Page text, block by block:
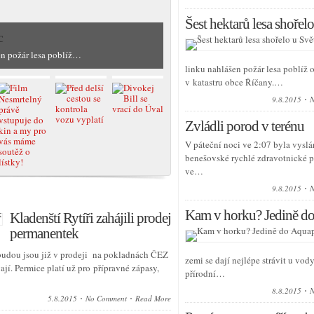
požár lesa poblíž…
Kladenští Rytíři zahájili prodej
permanentek
jsou již v prodeji na pokladnách ČEZ
Permice platí už pro přípravné zápasy,
5.8.2015 No Comment Read More
Šest hektarů lesa
linku nahlášen požár lesa poblíž
v katastru obce Říčany.…
9.8.2015
Zvládli porod v terénu
V páteční noci ve 2:07 byla
benešovské rychlé zdravotnické
ve…
9.8.2015
Kam v horku? Jedině
zemi se dají nejlépe strávit u
přírodní…
8.8.2015